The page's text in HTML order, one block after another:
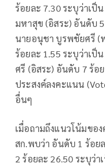
ร้อยละ 7.30 ระบุว่าเป็
มหาสุข (อิสระ) อันดับ
นายอนุชา บูรพชัยศรี (
ร้อยละ 1.55 ระบุว่าเ
ศรี (อิสระ) อันดับ 7 ร้อ
ประสงค์ลงคะแนน
อื่นๆ
เมื่อถามถึงแนวโน้มขอ
สก.พบว่า อันดับ 1 ร้อย
2 ร้อยละ 26.50 ระบุว่